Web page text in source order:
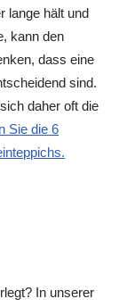
lange hält und
kann den
dass eine
sind.
daher oft die
Sie die 6
In unserer